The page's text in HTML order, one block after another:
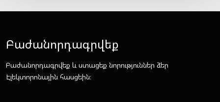
Բաժանորդագրվեք
Բաժանորդագրվեք և ստացեք նորություններ ձեր
Էլեկտորոնային հասցեին։